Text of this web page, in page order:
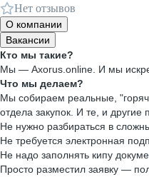
Нет отзывов
О компании
Вакансии
Кто мы такие?
Мы — Axorus.online. И мы
Что мы делаем?
Мы собираем реальные,
отдела закупок. И те, и другие
Не нужно разбираться в
Не требуется электронная
Не надо заполнять кипу
Просто разместил заявку —